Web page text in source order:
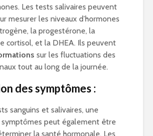
Les tests salivaires peuvent
mesurer les niveaux d’hormones
la progestérone, la
cortisol, et la DHEA. Ils peuvent
sur les fluctuations des
tout au long de la journée.
des symptômes :
sanguins et salivaires, une
peut également être
la santé hormonale. Les